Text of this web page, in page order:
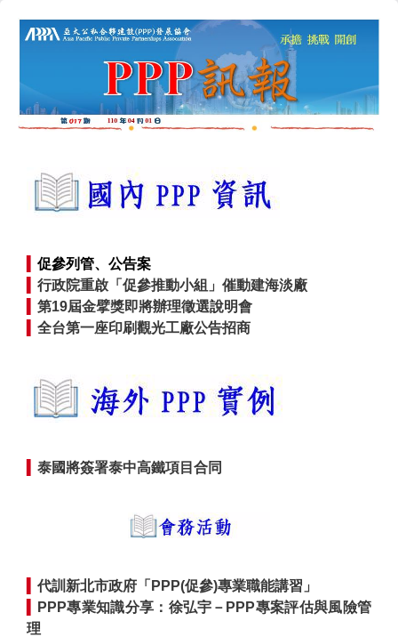
促參列管、公告案
行政院重啟「促參推動小組」催動建海淡廠
第19屆金擘獎即將辦理徵選說明會
全台第一座印刷觀光工廠公告招商
泰國將簽署泰中高鐵項目合同
代訓新北市政府「PPP(促參)專業職能講習」
PPP專業知識分享：徐弘宇－PPP專案評估與風險管
理